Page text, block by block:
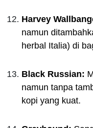
Harvey
namun
herbal Italia) di
Black Russian:
namun tanpa
kopi yang kuat.